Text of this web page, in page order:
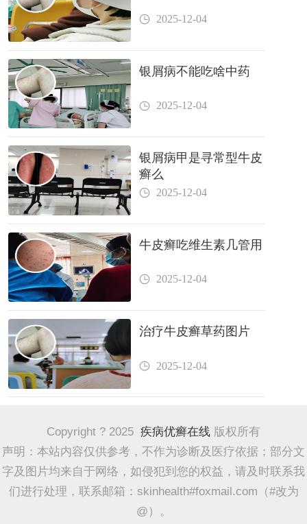
2025-12-04
银屑病不能吃啥中药
2025-12-04
银屑病甲是寻常型牛皮
癣么
2025-12-04
牛皮癣吃维生素几管用
2025-12-04
治疗牛皮癣草药图片
2025-12-04
Copyright ? 2025 疾病优癣在线 版权所有
声明：本站内容仅供参考，不作为诊断及医疗依据；部分文
字及图片均来自于网络，如侵犯到您的权益，请及时联系我
们进行处理，联系邮箱：skinhealth#foxmail.com（#改为
@）。